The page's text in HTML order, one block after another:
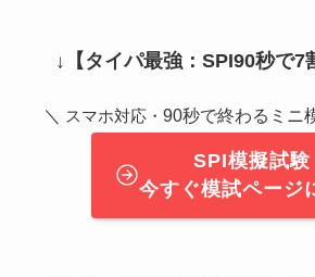
↓ 【タイパ最強：SPI90秒で7
＼ スマホ対応・ 90秒で終わるミニ
SPI模擬試験
今すぐ模試ページ